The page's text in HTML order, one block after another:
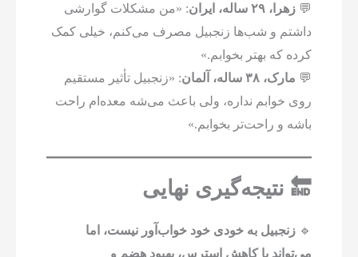
💬زهرا، ۲۹ ساله، ایران
: «من مشکلات گوارشی
داشتم و شب‌ها زنجبیل مصرف می‌کنم، خیلی کمک
کرده که بهتر بخوابم.»
💬 مارک، ۳۸ ساله، آلمان
: «زنجبیل تأثیر مستقیم
روی خوابم نداره، ولی باعث می‌شه معده‌ام راحت
باشه و راحت‌تر بخوابم.»
🔚 نتیجه‌گیری نهایی
🔹زنجبیل به خودی خود خواب‌آور نیست، اما
می‌تواند با کاهش استرس، بهبود هضم و